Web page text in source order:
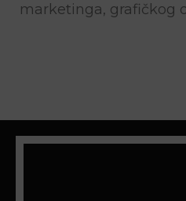
marketinga, grafičkog